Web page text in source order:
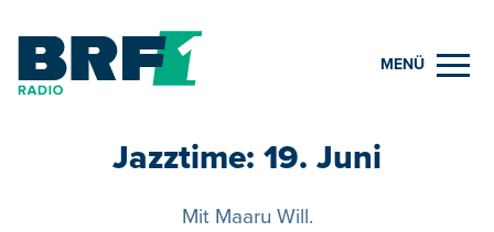
MENÜ
Jazztime: 19. Juni
Mit Maaru Will.